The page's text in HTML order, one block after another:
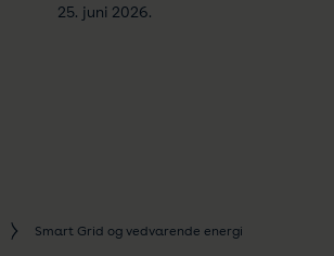
25. juni 2026.
Smart Grid og vedvarende energi